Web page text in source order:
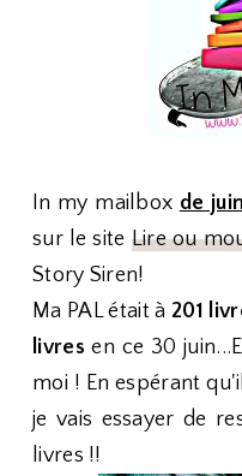
In my mailbox de
sur le site Lire ou
Story Siren!
Ma PAL était à 201
livres en ce 30
moi ! En espérant
je vais essayer de
livres !!